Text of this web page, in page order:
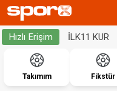
Hızlı Erişim İLK11 KUR
Takımım Fikstür